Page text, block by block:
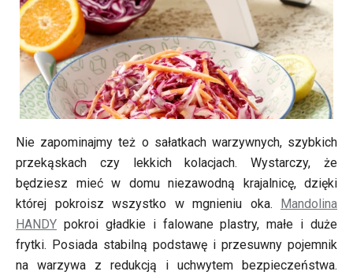
Nie zapominajmy też o sałatkach warzywnych, szybkich
przekąskach czy lekkich kolacjach. Wystarczy, że
będziesz mieć w domu niezawodną krajalnicę, dzięki
której pokroisz wszystko w mgnieniu oka. Mandolina
HANDY pokroi gładkie i falowane plastry, małe i duże
frytki. Posiada stabilną podstawę i przesuwny pojemnik
na warzywa z redukcją i uchwytem bezpieczeństwa.